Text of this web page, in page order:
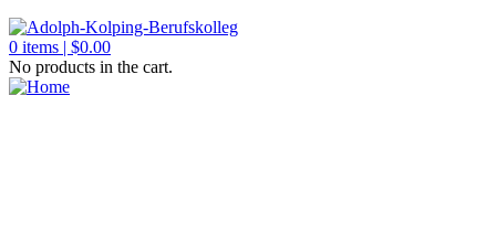
0 items | $0.00
No products in the cart.